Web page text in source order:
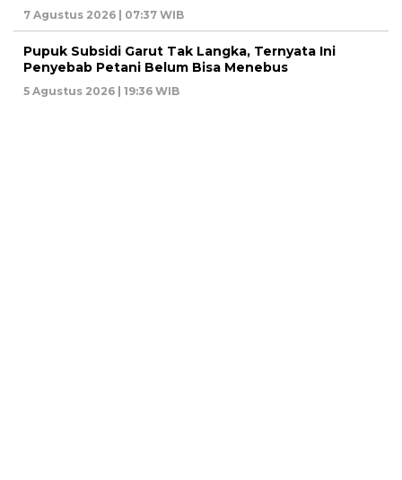
7 Agustus 2026 | 07:37 WIB
Pupuk Subsidi Garut Tak Langka, Ternyata Ini
Penyebab Petani Belum Bisa Menebus
5 Agustus 2026 | 19:36 WIB